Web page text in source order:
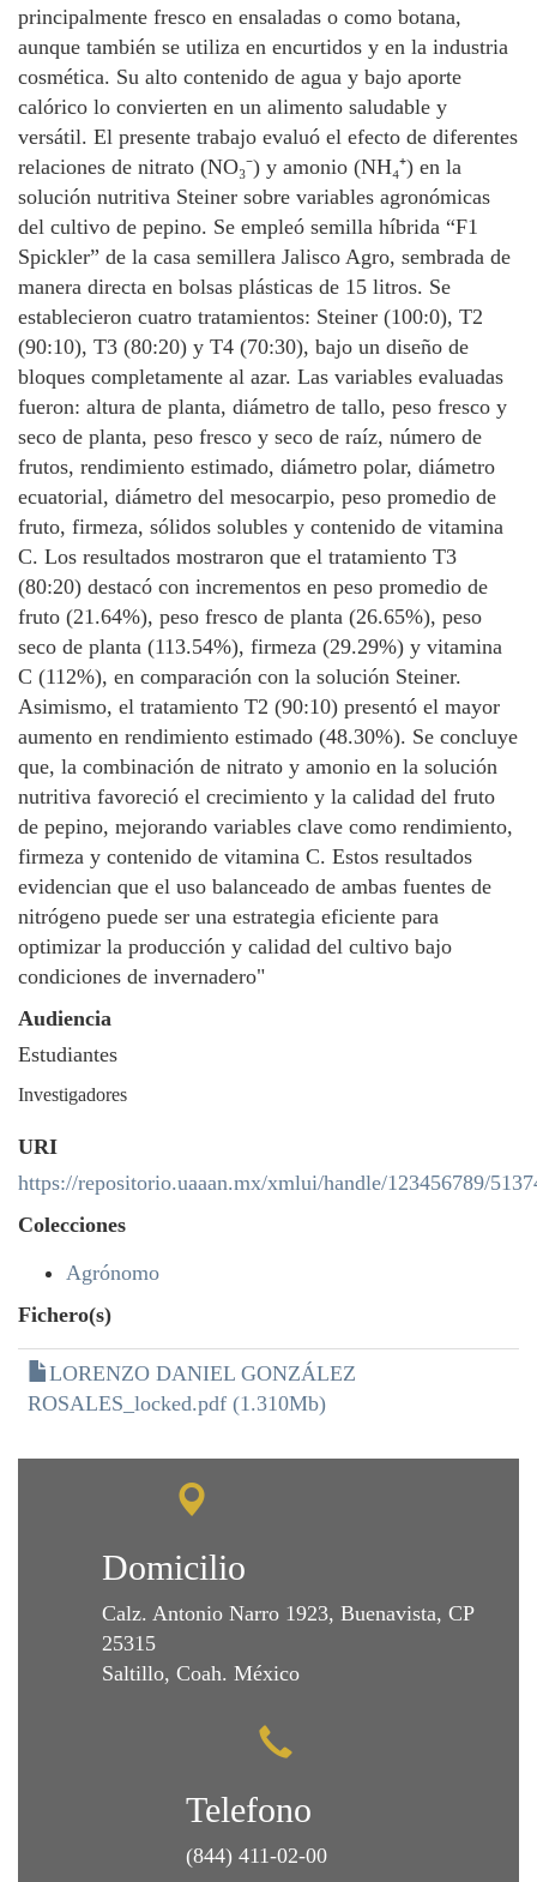
principalmente fresco en ensaladas o como botana,
aunque también se utiliza en encurtidos y en la industria
cosmética. Su alto contenido de agua y bajo aporte
calórico lo convierten en un alimento saludable y
versátil. El presente trabajo evaluó el efecto de diferentes
relaciones de nitrato (NO₃⁻) y amonio (NH₄⁺) en la
solución nutritiva Steiner sobre variables agronómicas
del cultivo de pepino. Se empleó semilla híbrida “F1
Spickler” de la casa semillera Jalisco Agro, sembrada de
manera directa en bolsas plásticas de 15 litros. Se
establecieron cuatro tratamientos: Steiner (100:0), T2
(90:10), T3 (80:20) y T4 (70:30), bajo un diseño de
bloques completamente al azar. Las variables evaluadas
fueron: altura de planta, diámetro de tallo, peso fresco y
seco de planta, peso fresco y seco de raíz, número de
frutos, rendimiento estimado, diámetro polar, diámetro
ecuatorial, diámetro del mesocarpio, peso promedio de
fruto, firmeza, sólidos solubles y contenido de vitamina
C. Los resultados mostraron que el tratamiento T3
(80:20) destacó con incrementos en peso promedio de
fruto (21.64%), peso fresco de planta (26.65%), peso
seco de planta (113.54%), firmeza (29.29%) y vitamina
C (112%), en comparación con la solución Steiner.
Asimismo, el tratamiento T2 (90:10) presentó el mayor
aumento en rendimiento estimado (48.30%). Se concluye
que, la combinación de nitrato y amonio en la solución
nutritiva favoreció el crecimiento y la calidad del fruto
de pepino, mejorando variables clave como rendimiento,
firmeza y contenido de vitamina C. Estos resultados
evidencian que el uso balanceado de ambas fuentes de
nitrógeno puede ser una estrategia eficiente para
optimizar la producción y calidad del cultivo bajo
condiciones de invernadero"
Audiencia
Estudiantes
Investigadores
URI
https://repositorio.uaaan.mx/xmlui/handle/123456789/
Colecciones
Agrónomo
Fichero(s)
LORENZO DANIEL GONZÁLEZ
ROSALES_locked.pdf (1.310Mb)
Domicilio
Calz. Antonio Narro 1923, Buenavista, CP
25315
Saltillo, Coah. México
Telefono
(844) 411-02-00